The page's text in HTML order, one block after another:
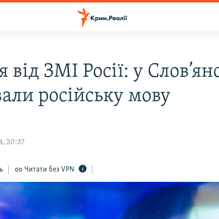
від ЗМІ Росії: у
російську мову
20:37
Читати без VPN